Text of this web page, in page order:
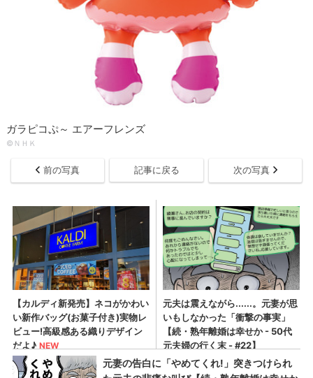
ガラピコぷ～ エアーフレンズ
©ＮＨＫ
前の写真 記事に戻る 次の写真